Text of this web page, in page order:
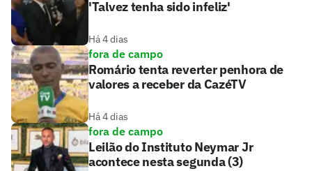
'Talvez tenha sido infeliz'
Há 4 dias
fora de campo
Romário tenta reverter penhora de
valores a receber da CazéTV
Há 4 dias
fora de campo
Leilão do Instituto Neymar Jr
acontece nesta segunda (3)